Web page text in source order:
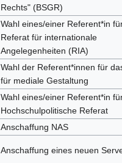
Rechts" (BSGR)
Wahl eines/einer Referent*in
Referat für internationale
Angelegenheiten (RIA)
Wahl der Referent*innen für
für mediale Gestaltung
Wahl eines/einer Referent*in
Hochschulpolitische Referat
Anschaffung NAS
Anschaffung eines neuen